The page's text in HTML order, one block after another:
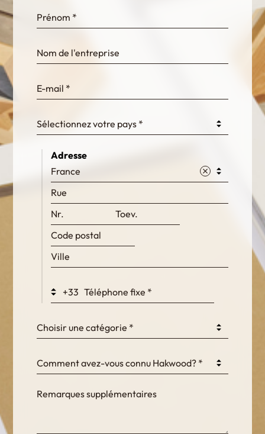
InternalFormDataPassing
WEK7sP7DXp5OiEV
0GtJoawaq8bUCcZ
fKG333tDPmDdJm8
Sélectionnez votre pays *
Adresse
France
+33
Choisir une catégorie *
Comment avez-vous connu Hakwood? *